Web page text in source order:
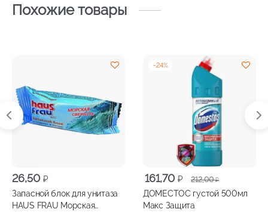
Похожие товары
26,50 ₽
Запасной блок для унитаза
HAUS FRAU Морская
-24%
212,00₽
Первоначальная
цена
составляла
161,70 ₽
Текущая
цена:
161,70 ₽.
ДОМЕСТОС густой 500мл
Макс Защита